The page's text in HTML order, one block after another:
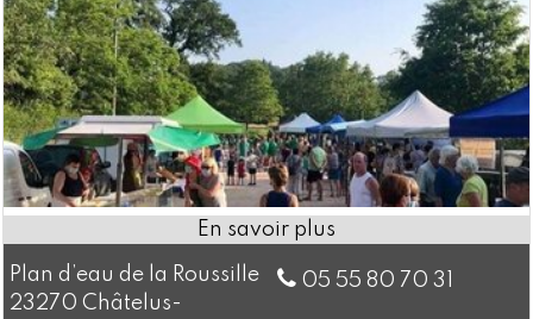
Plan d’eau de la Roussille
23270 Châtelus-
05 55 80 70 31